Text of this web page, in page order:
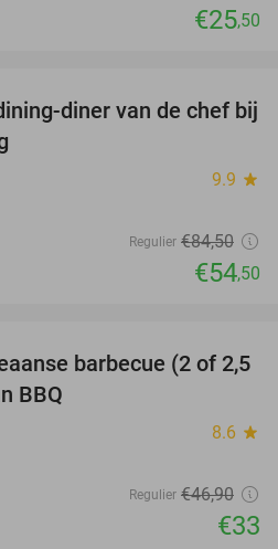
€25,50
36%
diner van de chef bij
9.9 star
Regulier €84,50
€54,50
30%
barbecue (2 of 2,5
BBQ
8.6 star
Regulier €46,90
€33